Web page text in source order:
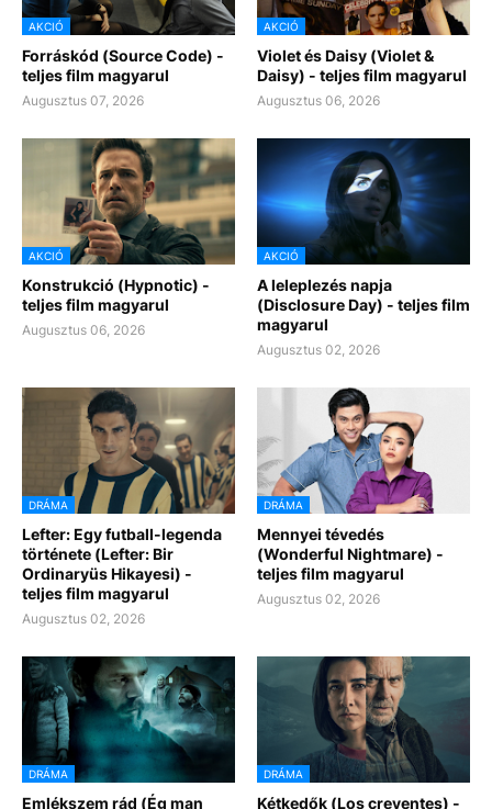
AKCIÓ
Forráskód (Source Code) -
teljes film magyarul
Augusztus 07, 2026
AKCIÓ
Violet és Daisy (Violet &
Daisy) - teljes film magyarul
Augusztus 06, 2026
AKCIÓ
Konstrukció (Hypnotic) -
teljes film magyarul
Augusztus 06, 2026
AKCIÓ
A leleplezés napja
(Disclosure Day) - teljes film
magyarul
Augusztus 02, 2026
DRÁMA
Lefter: Egy futball-legenda
története (Lefter: Bir
Ordinaryüs Hikayesi) -
teljes film magyarul
Augusztus 02, 2026
DRÁMA
Mennyei tévedés
(Wonderful Nightmare) -
teljes film magyarul
Augusztus 02, 2026
DRÁMA
Emlékszem rád (Ég man
DRÁMA
Kétkedők (Los creyentes) -